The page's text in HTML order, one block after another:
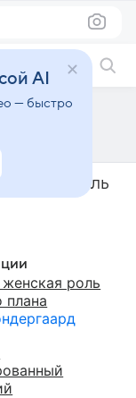
и король
роль
плана
AI
— быстро